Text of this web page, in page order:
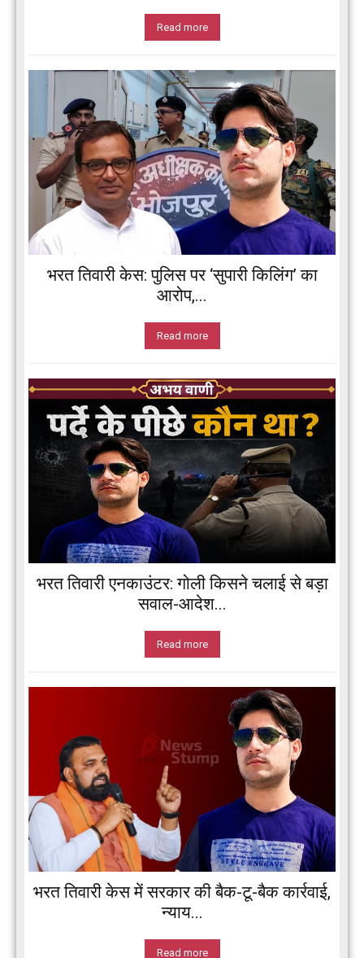
Read more
भरत तिवारी केस: पुलिस पर ‘सुपारी किलिंग’ का
आरोप,...
Read more
भरत तिवारी एनकाउंटर: गोली किसने चलाई से बड़ा
सवाल-आदेश...
Read more
भरत तिवारी केस में सरकार की बैक-टू-बैक कार्रवाई,
न्याय...
Read more